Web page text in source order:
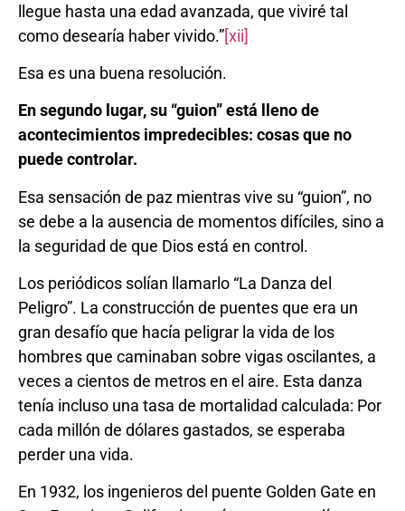
llegue hasta una edad avanzada, que viviré tal
como desearía haber vivido.”[xii]
Esa es una buena resolución.
En segundo lugar, su “guion” está lleno de
acontecimientos impredecibles: cosas que no
puede controlar.
Esa sensación de paz mientras vive su “guion”, no
se debe a la ausencia de momentos difíciles, sino a
la seguridad de que Dios está en control.
Los periódicos solían llamarlo “La Danza del
Peligro”. La construcción de puentes que era un
gran desafío que hacía peligrar la vida de los
hombres que caminaban sobre vigas oscilantes, a
veces a cientos de metros en el aire. Esta danza
tenía incluso una tasa de mortalidad calculada: Por
cada millón de dólares gastados, se esperaba
perder una vida.
En 1932, los ingenieros del puente Golden Gate en